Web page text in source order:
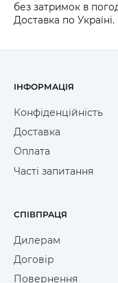
без затримок в
Доставка по Україні.
ІНФОРМАЦІЯ
Конфіденційність
Доставка
Оплата
Часті запитання
СПІВПРАЦЯ
Дилерам
Договір
Повернення